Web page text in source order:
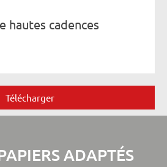
hautes cadences
Télécharger
ADAPTÉS